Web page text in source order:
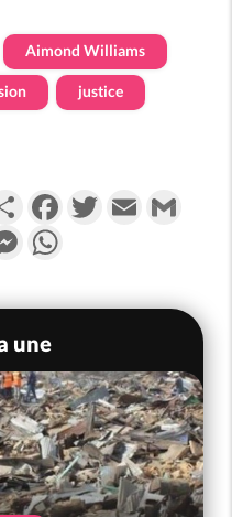
Aimond Williams
justice
PartagerFacebookTwitterEmail
Messenger
une